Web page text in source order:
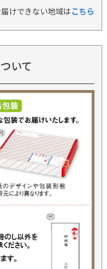
けできない地域はこちら
いて